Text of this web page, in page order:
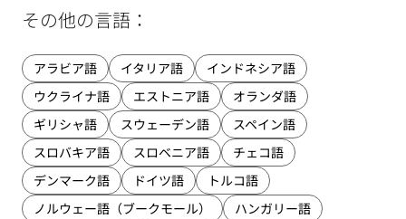
その他の言語：
アラビア語 イタリア語
インドネシア語
ウクライナ語
エストニア語
オランダ語
ギリシャ語
スウェーデン語
スペイン語
スロバキア語
スロベニア語
チェコ語
デンマーク語
ドイツ語
トルコ語
ノルウェー語（ブークモール）
ハンガリー語